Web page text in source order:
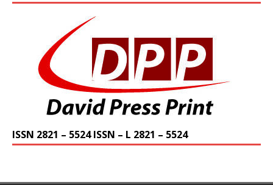
ISSN 2821 – 5524 ISSN – L 2821 – 5524